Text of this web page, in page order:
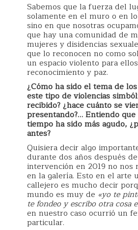
Sabemos que la fuerza del
solamente en el muro o en
sino en que nosotras
que hay una comunidad de
mujeres y disidencias
que lo reconocen no como
un espacio violento para
reconocimiento y paz.
¿Cómo ha sido el tema de
este tipo de violencias
recibido? ¿hace cuánto se
presentando?… Entiendo
tiempo ha sido más agudo,
antes?
Quisiera decir algo
durante dos años después
intervención en 2019 no nos
en la galería. Esto en el arte
callejero es mucho decir
mundo es muy de «yo te
te fondeo y escribo otra cosa
en nuestro caso ocurrió un
particular.